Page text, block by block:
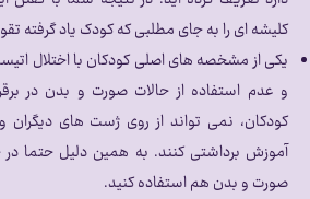
کلیشه ای را به جای مطلبی که کودک یاد گرفته
یکی از مشخصه های اصلی کودکان با اختلال
و عدم استفاده از حالات صورت و بدن در
کودکان، نمی تواند از روی ژست های دیگران
آموزش برداشتی کنند. به همین دلیل حتما در
صورت و بدن هم استفاده کنید.